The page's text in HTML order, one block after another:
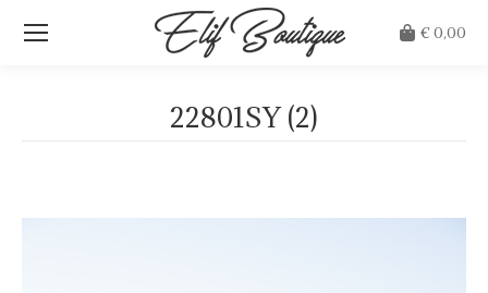
€0,00
22801SY (2)